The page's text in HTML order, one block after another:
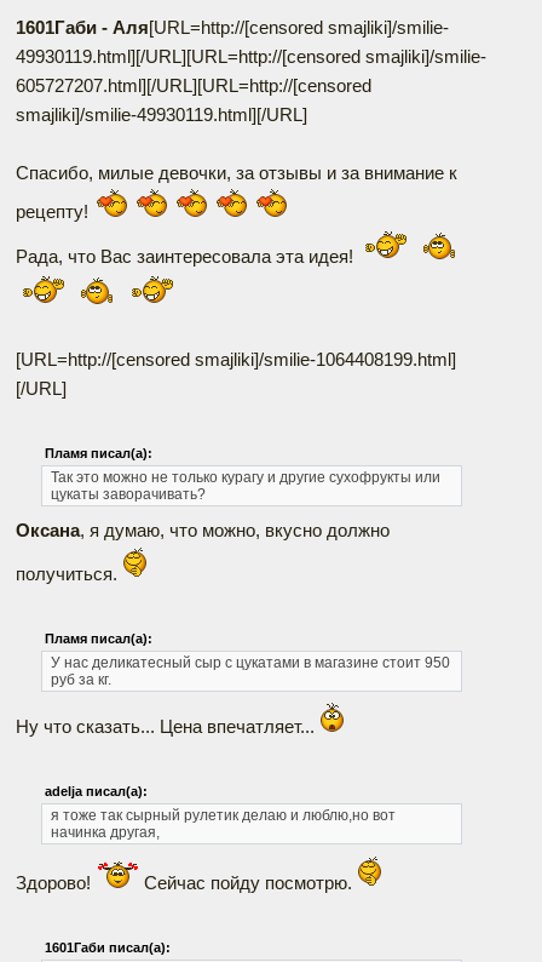
1601Габи - Аля[URL=http://[censored smajliki]/smilie-
49930119.html][/URL][URL=http://[censored smajliki]/smilie-
605727207.html][/URL][URL=http://[censored
smajliki]/smilie-49930119.html][/URL]
Спасибо, милые девочки, за отзывы и за внимание к
рецепту!
Рада, что Вас заинтересовала эта идея!
[URL=http://[censored smajliki]/smilie-1064408199.html]
[/URL]
Пламя писал(а):
Так это можно не только курагу и другие сухофрукты или
цукаты заворачивать?
Оксана, я думаю, что можно, вкусно должно
получиться.
Пламя писал(а):
У нас деликатесный сыр с цукатами в магазине стоит 950
руб за кг.
Ну что сказать... Цена впечатляет...
adelja писал(а):
я тоже так сырный рулетик делаю и люблю,но вот
начинка другая,
Здорово! Сейчас пойду посмотрю.
1601Габи писал(а):